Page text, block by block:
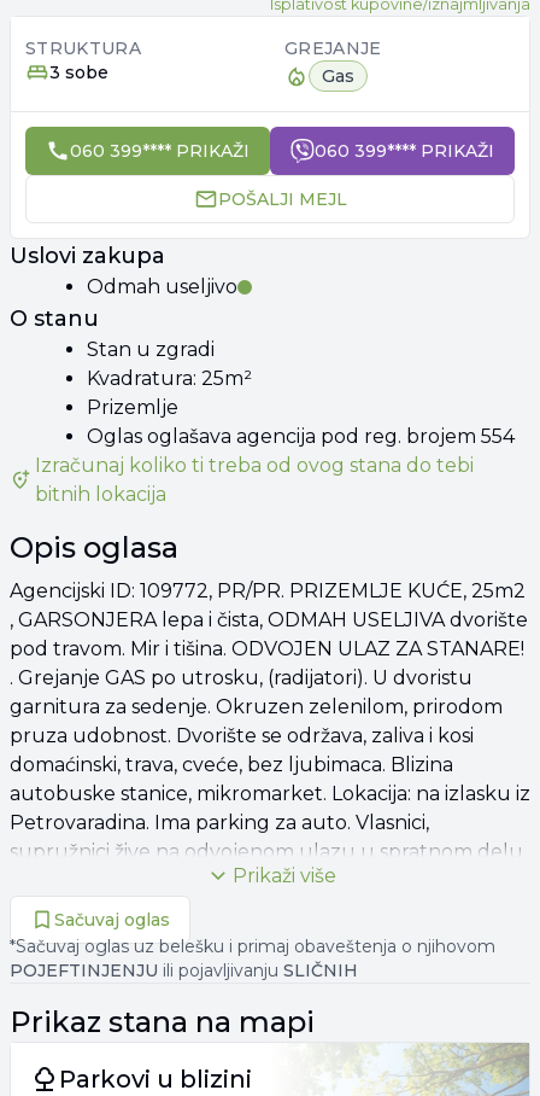
Isplativost kupovine/iznajmljivanja
STRUKTURA
3 sobe
GREJANJE
Gas
060 399**** PRIKAŽI 060 399**** PRIKAŽI
POŠALJI MEJL
Uslovi zakupa
Odmah useljivo
O stanu
Stan u zgradi
Kvadratura: 25m²
Prizemlje
Oglas oglašava agencija pod reg. brojem 554
Izračunaj koliko ti treba odovog stana do tebi
bitnih lokacija
Opis oglasa
Agencijski ID: 109772, PR/PR. PRIZEMLJE KUĆE, 25m2
, GARSONJERA lepa i čista, ODMAH USELJIVA dvorište
pod travom. Mir i tišina. ODVOJEN ULAZ ZA STANARE!
. Grejanje GAS po utrosku, (radijatori). U dvoristu
garnitura za sedenje. Okruzen zelenilom, prirodom
pruza udobnost. Dvorište se održava, zaliva i kosi
domaćinski, trava, cveće, bez ljubimaca. Blizina
autobuske stanice, mikromarket. Lokacija: na izlasku iz
Petrovaradina. Ima parking za auto. Vlasnici,
supružnici žive na odvojenom ulazu u spratnom delu,
sami, veoma korektni i nude uslove: sat za struju i
internet je zajednički i sa stanarima bi delili troškove
na 50%. Gradska voda za stanare gratis! Depozit u visini
kirije je obavezan. Izdaje se za bračni par sa odraslom
informacija na: http://www.beocitynekretnine.rs
Agencijska provizija 50% od jedne zakupnine. Telefoni:
021/399-**** (prikaži broj)• 060/399-**** (prikaži broj).
Prikaži više
Sačuvaj oglas
*Sačuvaj oglas uz belešku i primaj obaveštenja o njihovom
POJEFTINJENJU ili pojavljivanju SLIČNIH
Prikaz stana na mapi
Parkovi u blizini